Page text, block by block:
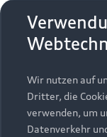
Modelle
Alle Modelle
Modelle
Kaufen &
Neuwagensuche
Service &
Wir nutzen auf
Dritter, die
verwenden, um
Datenverkehr